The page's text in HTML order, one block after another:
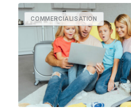
COMMERCIALISATION